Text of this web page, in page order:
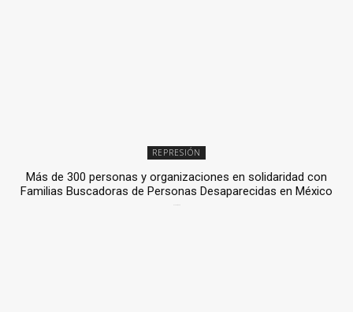
REPRESIÓN
Más de 300 personas y organizaciones en solidaridad con
Familias Buscadoras de Personas Desaparecidas en México